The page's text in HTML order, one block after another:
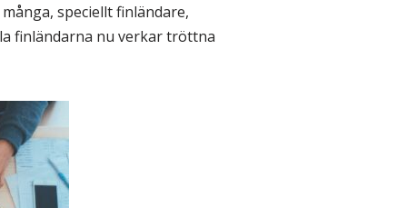
speciellt finländare,
finländarna nu verkar tröttna